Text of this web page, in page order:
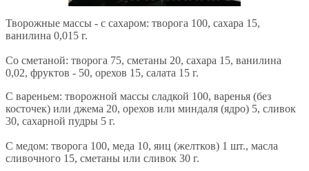
Творожные массы - с сахаром: творога 100, сахара 15,
ванилина 0,015 г.
Со сметаной: творога 75, сметаны 20, сахара 15, ванилина
0,02, фруктов - 50, орехов 15, салата 15 г.
С вареньем: творожной массы сладкой 100, варенья (без
косточек) или джема 20, орехов или миндаля (ядро) 5, сливок
30, сахарной пудры 5 г.
С медом: творога 100, меда 10, яиц (желтков) 1 шт., масла
сливочного 15, сметаны или сливок 30 г.